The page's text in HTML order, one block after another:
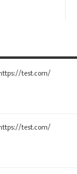
test.com/
test.com/